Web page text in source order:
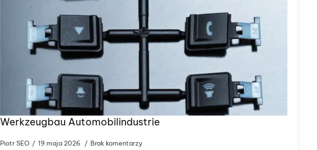
Werkzeugbau Automobilindustrie
Piotr SEO 19 maja 2026 Brak komentarzy